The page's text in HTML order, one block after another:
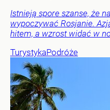
Istnieją spore szanse, że
wypoczywać Rosjanie.
hitem, a wzrost widać w
TurystykaPodróże